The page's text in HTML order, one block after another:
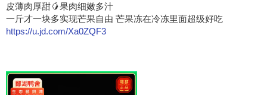
皮薄肉厚甜🥭果肉细嫩多汁
一斤才一块多实现芒果自由 芒果冻在冷冻里面超级好吃
https://u.jd.com/Xa0ZQF3